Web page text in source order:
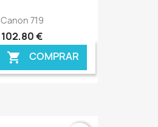
Canon 719
102,80 €
 COMPRAR